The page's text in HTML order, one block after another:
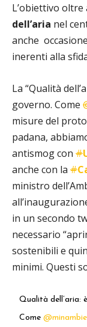
L’obiettivo oltre
dell’aria nel
anche
inerenti alla
La “Qualità
governo. Come
misure del
padana,
antismog con #
anche con la #
ministro
in un secondo
necessario
sostenibili e
minimi. Questi
Qualità dell’aria:
Come